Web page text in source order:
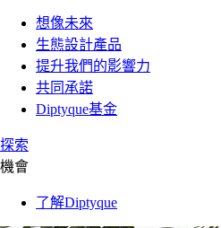
想像未來
生態設計產品
提升我們的影響力
共同承諾
Diptyque基金
探索
機會
了解Diptyque